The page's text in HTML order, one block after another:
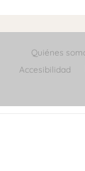
Quiénes
Accesibilidad